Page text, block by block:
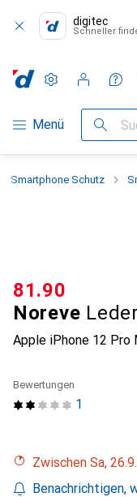
digitec
Schneller
Navigation nach
Menü Suche
Einstellungen
Kundenkonto
Vergleichslisten
Merklisten
Warenkorb
Smartphone Schutz
Noreve
Apple iPhone 12 Pro
CHF
81.90
1
Bewertungen
Zwischen Sa,
Benachrichtigen,